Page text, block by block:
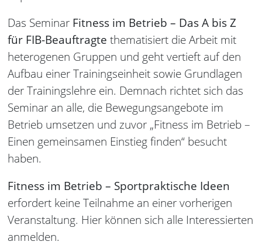
Das Seminar Fitness im Betrieb – Das A bis Z
für FIB-Beauftragte thematisiert die Arbeit mit
heterogenen Gruppen und geht vertieft auf den
Aufbau einer Trainingseinheit sowie Grundlagen
der Trainingslehre ein. Demnach richtet sich das
Seminar an alle, die Bewegungsangebote im
Betrieb umsetzen und zuvor „Fitness im Betrieb –
Einen gemeinsamen Einstieg finden“ besucht
haben.
Fitness im Betrieb – Sportpraktische Ideen
erfordert keine Teilnahme an einer vorherigen
Veranstaltung. Hier können sich alle Interessierten
anmelden.